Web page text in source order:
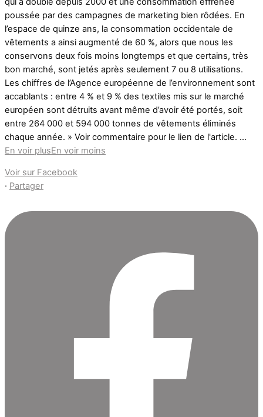
poussée par des campagnes de marketing bien rôdées. En
l’espace de quinze ans, la consommation occidentale de
vêtements a ainsi augmenté de 60 %, alors que nous les
conservons deux fois moins longtemps et que certains, très
bon marché, sont jetés après seulement 7 ou 8 utilisations.
Les chiffres de l’Agence européenne de l’environnement sont
accablants : entre 4 % et 9 % des textiles mis sur le marché
européen sont détruits avant même d’avoir été portés, soit
entre 264 000 et 594 000 tonnes de vêtements éliminés
chaque année. » Voir commentaire pour le lien de l'article. ...
En voir plusEn voir moins
Voir sur Facebook
· Partager